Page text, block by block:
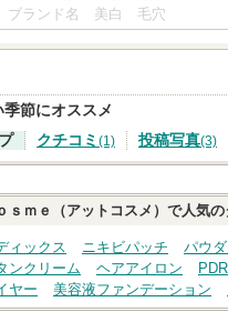
季節にオススメ
クチコミ (1) 投稿写真(3)
ｓｍｅ（アットコスメ）で人気の
ィックス ニキビパッチ パウ
ンクリーム
ヘアアイロン
ヤー
美容液ファンデーション